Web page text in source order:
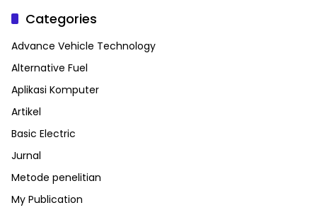
Categories
Advance Vehicle Technology
Alternative Fuel
Aplikasi Komputer
Artikel
Basic Electric
Jurnal
Metode penelitian
My Publication